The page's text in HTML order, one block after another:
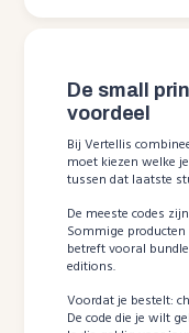
De small
voordeel
Bij Vertellis
moet kiezen welke
tussen dat laatste
De meeste codes
Sommige
betreft vooral
editions.
Voordat je bestelt:
De code die je wilt